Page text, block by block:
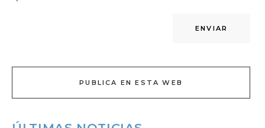
PUBLICA EN ESTA WEB